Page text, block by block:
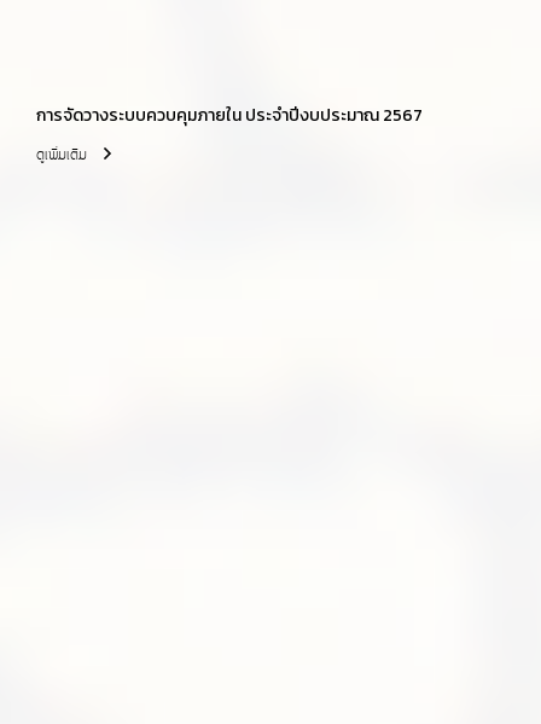
การจัดวางระบบควบคุมภายใน ประจำปีงบประมาณ 2567
ดูเพิ่มเติม